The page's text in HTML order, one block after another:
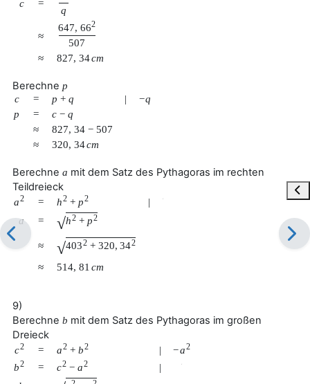
c =
q
≈
647, 662
507
≈
827, 34cm
Berechne p
c
= p + q | −q
p
= c − q
≈
827, 34 − 507
≈
320, 34cm
Berechne a mit dem Satz des Pythagoras im rechten
Teildreieck
a2 = h2 + p2 |
a = √h2 + p2
≈ √4032 + 320, 342
≈ 514, 81 cm
9)
Berechne b mit dem Satz des Pythagoras im großen
Dreieck
c2 = a2 + b2 | −a2
b2 = c2 − a2 |